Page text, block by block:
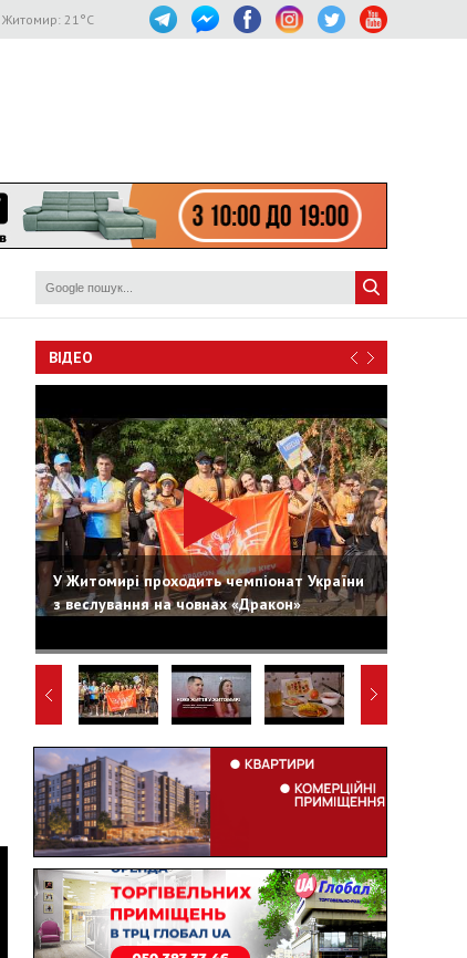
Житомир: 21°C
ВІДЕО
У Житомирі проходить чемпіонат України
з веслування на човнах «Дракон»